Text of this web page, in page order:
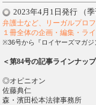
2023年4月1日発行 （季
弁護士など、リーガルプロ
１冊全体の企画・編集・ラ
※36号から『ロイヤーズマガジ
＜第84号の記事ラインナッ
◎オピニオン
佐藤典仁
森・濱田松本法律事務所